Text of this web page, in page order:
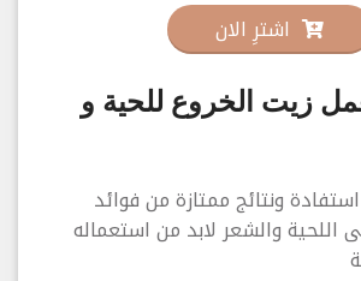
زيت الخروع للحية و
ونتائج ممتازة من فوائد
اللحية والشعر لابد من استعماله